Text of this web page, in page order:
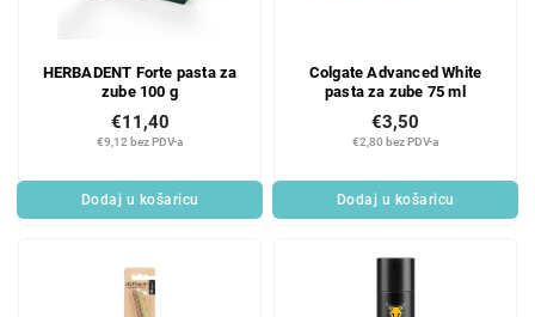
HERBADENT Forte pasta za
zube 100 g
€9,12 bez PDV-a
€11,40
Dodaj u košaricu
Colgate Advanced White
pasta za zube 75 ml
€2,80 bez PDV-a
€3,50
Dodaj u košaricu